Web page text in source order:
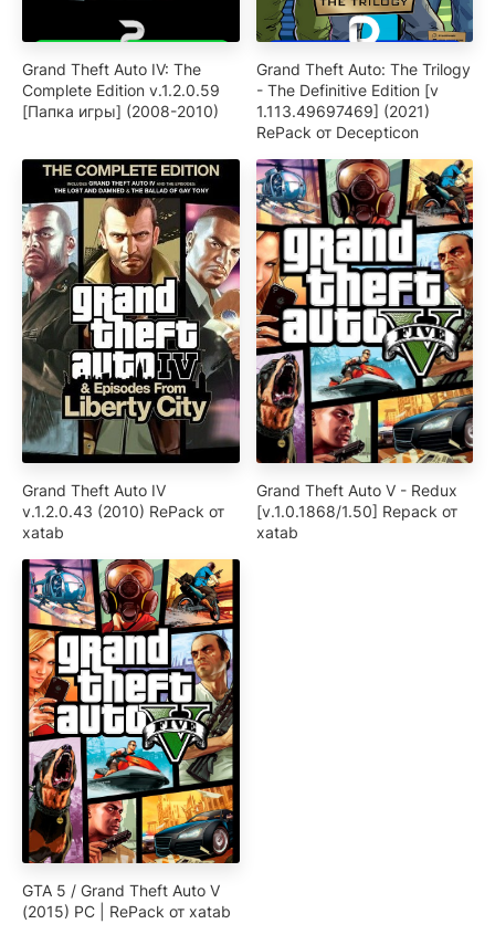
Grand Theft Auto IV: The
Complete Edition v.1.2.0.59
[Папка игры] (2008-2010)
Grand Theft Auto: The Trilogy
- The Definitive Edition [v
1.113.49697469] (2021)
RePack от Decepticon
Grand Theft Auto IV
v.1.2.0.43 (2010) RePack от
xatab
Grand Theft Auto V - Redux
[v.1.0.1868/1.50] Repack от
xatab
GTA 5 / Grand Theft Auto V
(2015) PC | RePack от xatab